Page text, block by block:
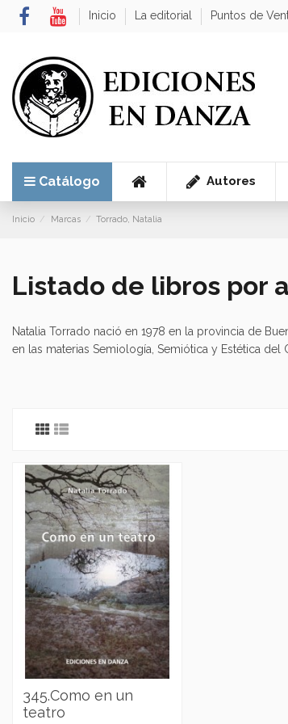
Inicio La editorial Puntos de
Catálogo Autores
Inicio Marcas Torrado, Natalia
Listado de libros por
Natalia Torrado nació en 1978 en la provincia de
en las materias Semiología, Semiótica y Estética del
345.Como en un
teatro